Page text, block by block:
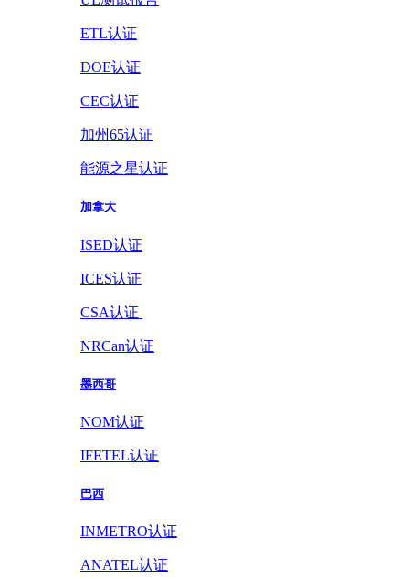
ETL认证
DOE认证
CEC认证
加州65认证
能源之星认证
加拿大
ISED认证
ICES认证
CSA认证
NRCan认证
墨西哥
NOM认证
IFETEL认证
巴西
INMETRO认证
ANATEL认证